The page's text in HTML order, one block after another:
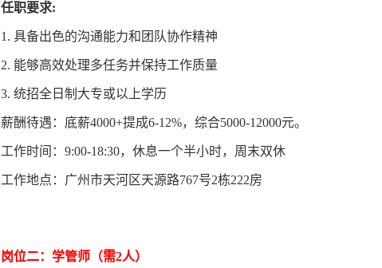
任职要求:
1. 具备出色的沟通能力和团队协作精神
2. 能够高效处理多任务并保持工作质量
3. 统招全日制大专或以上学历
薪酬待遇：底薪4000+提成6-12%，综合5000-12000元。
工作时间：9:00-18:30，休息一个半小时，周末双休
工作地点：广州市天河区天源路767号2栋222房
岗位二：学管师（需2人）